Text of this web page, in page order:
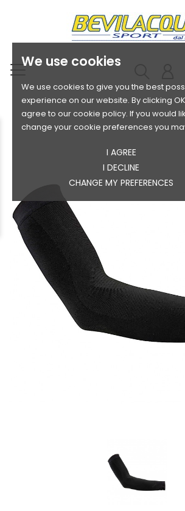
We use cookies
We use cookies to give you the best
experience on our website. By clicking
agree to our cookie policy. If you would
change your cookie preferences you
I AGREE
I DECLINE
CHANGE MY PREFERENCES